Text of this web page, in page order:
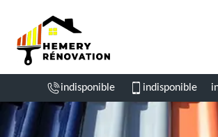
indisponible indisponible